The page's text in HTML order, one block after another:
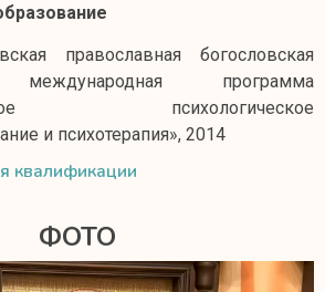
православная богословская
международная программа
психологическое
и психотерапия», 2014
квалификации
ФОТО